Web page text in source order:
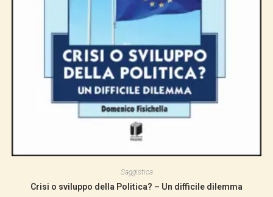
Saggistica
Crisi o sviluppo della Politica? – Un difficile dilemma